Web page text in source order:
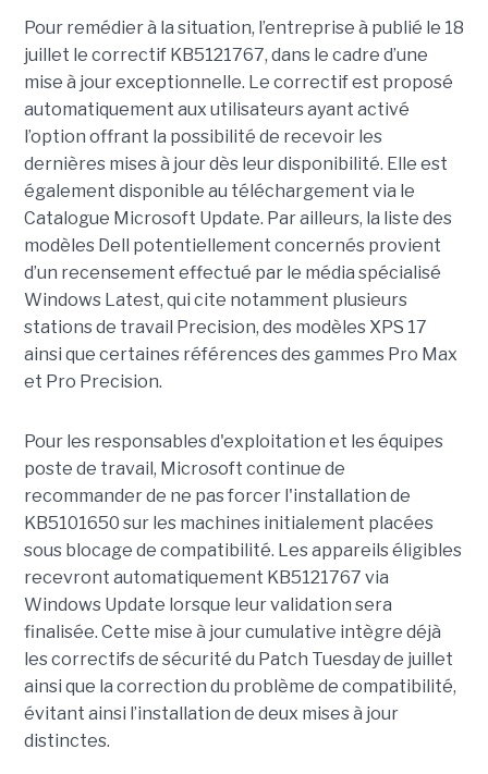
Pour remédier à la situation, l’entreprise à publié le 18
juillet le correctif KB5121767, dans le cadre d’une
mise à jour exceptionnelle. Le correctif est proposé
automatiquement aux utilisateurs ayant activé
l’option offrant la possibilité de recevoir les
dernières mises à jour dès leur disponibilité. Elle est
également disponible au téléchargement via le
Catalogue Microsoft Update. Par ailleurs, la liste des
modèles Dell potentiellement concernés provient
d’un recensement effectué par le média spécialisé
Windows Latest, qui cite notamment plusieurs
stations de travail Precision, des modèles XPS 17
ainsi que certaines références des gammes Pro Max
et Pro Precision.
Pour les responsables d'exploitation et les équipes
poste de travail, Microsoft continue de
recommander de ne pas forcer l'installation de
KB5101650 sur les machines initialement placées
sous blocage de compatibilité. Les appareils éligibles
recevront automatiquement KB5121767 via
Windows Update lorsque leur validation sera
finalisée. Cette mise à jour cumulative intègre déjà
les correctifs de sécurité du Patch Tuesday de juillet
ainsi que la correction du problème de compatibilité,
évitant ainsi l’installation de deux mises à jour
distinctes.